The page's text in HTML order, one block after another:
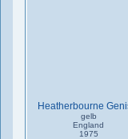
Heatherbourne
gelb
England
1975